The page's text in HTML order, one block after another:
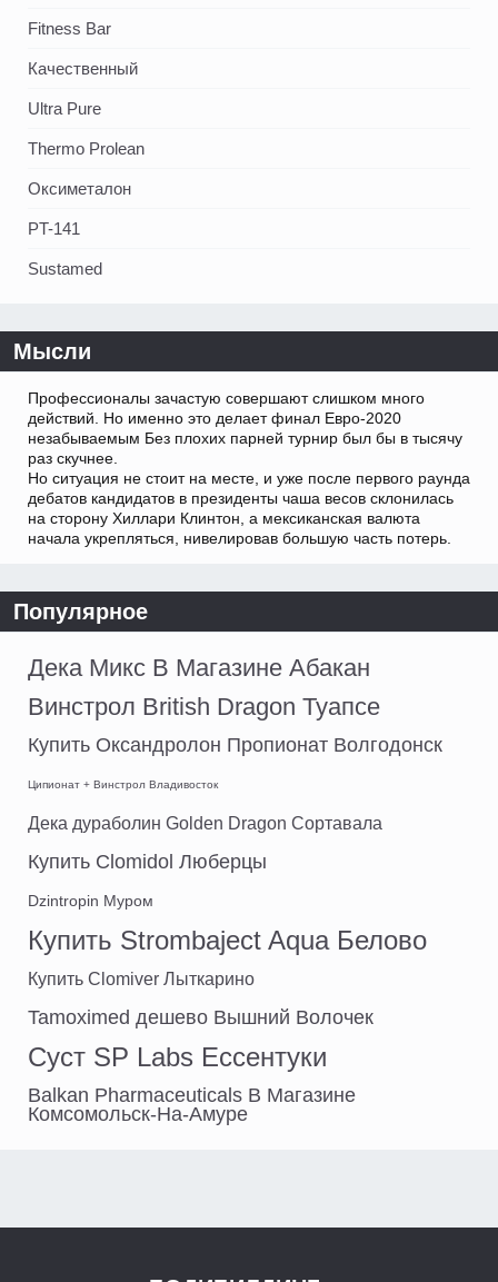
Fitness Bar
Качественный
Ultra Pure
Thermo Prolean
Оксиметалон
PT-141
Sustamed
Мысли
Профессионалы зачастую совершают слишком много
действий. Но именно это делает финал Евро-2020
незабываемым Без плохих парней турнир был бы в тысячу
раз скучнее.
Но ситуация не стоит на месте, и уже после первого раунда
дебатов кандидатов в президенты чаша весов склонилась
на сторону Хиллари Клинтон, а мексиканская валюта
начала укрепляться, нивелировав большую часть потерь.
Популярное
Дека Микс В Магазине Абакан
Винстрол British Dragon Туапсе
Купить Оксандролон Пропионат Волгодонск
Ципионат + Винстрол Владивосток
Дека дураболин Golden Dragon Сортавала
Купить Clomidol Люберцы
Dzintropin Муром
Купить Strombaject Aqua Белово
Купить Clomiver Лыткарино
Tamoximed дешево Вышний Волочек
Суст SP Labs Ессентуки
Balkan Pharmaceuticals В Магазине
Комсомольск-На-Амуре